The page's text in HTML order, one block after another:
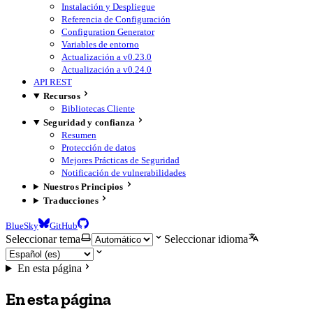
Instalación y Despliegue
Referencia de Configuración
Configuration Generator
Variables de entorno
Actualización a v0.23.0
Actualización a v0.24.0
API REST
Recursos
Bibliotecas Cliente
Seguridad y confianza
Resumen
Protección de datos
Mejores Prácticas de Seguridad
Notificación de vulnerabilidades
Nuestros Principios
Traducciones
BlueSky GitHub
Seleccionar tema Seleccionar idioma
En esta página
En esta página